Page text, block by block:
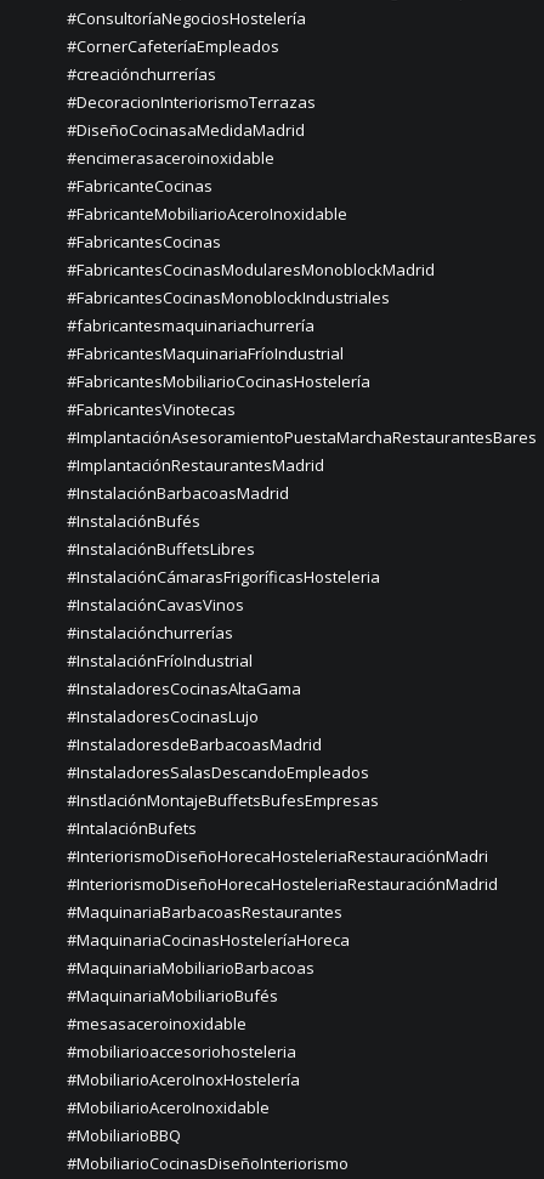
#ConsultoríaNegociosHostelería
#CornerCafeteríaEmpleados
#creaciónchurrerías
#DecoracionInteriorismoTerrazas
#DiseñoCocinasaMedidaMadrid
#encimerasaceroinoxidable
#FabricanteCocinas
#FabricanteMobiliarioAceroInoxidable
#FabricantesCocinas
#FabricantesCocinasModularesMonoblockMadrid
#FabricantesCocinasMonoblockIndustriales
#fabricantesmaquinariachurrería
#FabricantesMaquinariaFríoIndustrial
#FabricantesMobiliarioCocinasHostelería
#FabricantesVinotecas
#ImplantaciónAsesoramientoPuestaMarchaRestaurantesBares
#ImplantaciónRestaurantesMadrid
#InstalaciónBarbacoasMadrid
#InstalaciónBufés
#InstalaciónBuffetsLibres
#InstalaciónCámarasFrigoríficasHosteleria
#InstalaciónCavasVinos
#instalaciónchurrerías
#InstalaciónFríoIndustrial
#InstaladoresCocinasAltaGama
#InstaladoresCocinasLujo
#InstaladoresdeBarbacoasMadrid
#InstaladoresSalasDescandoEmpleados
#InstlaciónMontajeBuffetsBufesEmpresas
#IntalaciónBufets
#InteriorismoDiseñoHorecaHosteleriaRestauraciónMadri
#InteriorismoDiseñoHorecaHosteleriaRestauraciónMadrid
#MaquinariaBarbacoasRestaurantes
#MaquinariaCocinasHosteleríaHoreca
#MaquinariaMobiliarioBarbacoas
#MaquinariaMobiliarioBufés
#mesasaceroinoxidable
#mobiliarioaccesoriohosteleria
#MobiliarioAceroInoxHostelería
#MobiliarioAceroInoxidable
#MobiliarioBBQ
#MobiliarioCocinasDiseñoInteriorismo